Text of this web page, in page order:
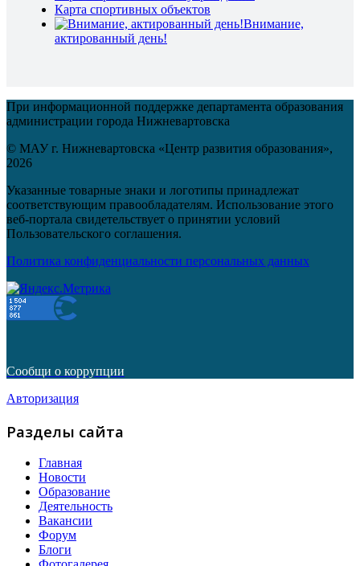
Карта спортивных объектов
Внимание,
актированный день!
При информационной поддержке департамента образования
администрации города Нижневартовска
© МАУ г. Нижневартовска «Центр развития образования»,
2026
Указанные товарные знаки и логотипы принадлежат
соответствующим правообладателям. Использование этого
веб-портала свидетельствует о принятии условий
Пользовательского соглашения.
Политика конфиденциальности персональных данных
Сообщи о коррупции
Авторизация
Разделы сайта
Главная
Новости
Образование
Деятельность
Вакансии
Форум
Блоги